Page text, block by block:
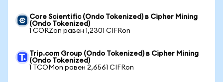
Core Scientific (Ondo Tokenized) в Cipher Mining
(Ondo Tokenized)
1 CORZon равен 1,2301 CIFRon
Trip.com Group (Ondo Tokenized) в Cipher Mining
(Ondo Tokenized)
1 TCOMon равен 2,6561 CIFRon